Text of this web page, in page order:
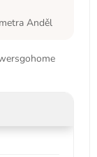
Anděl